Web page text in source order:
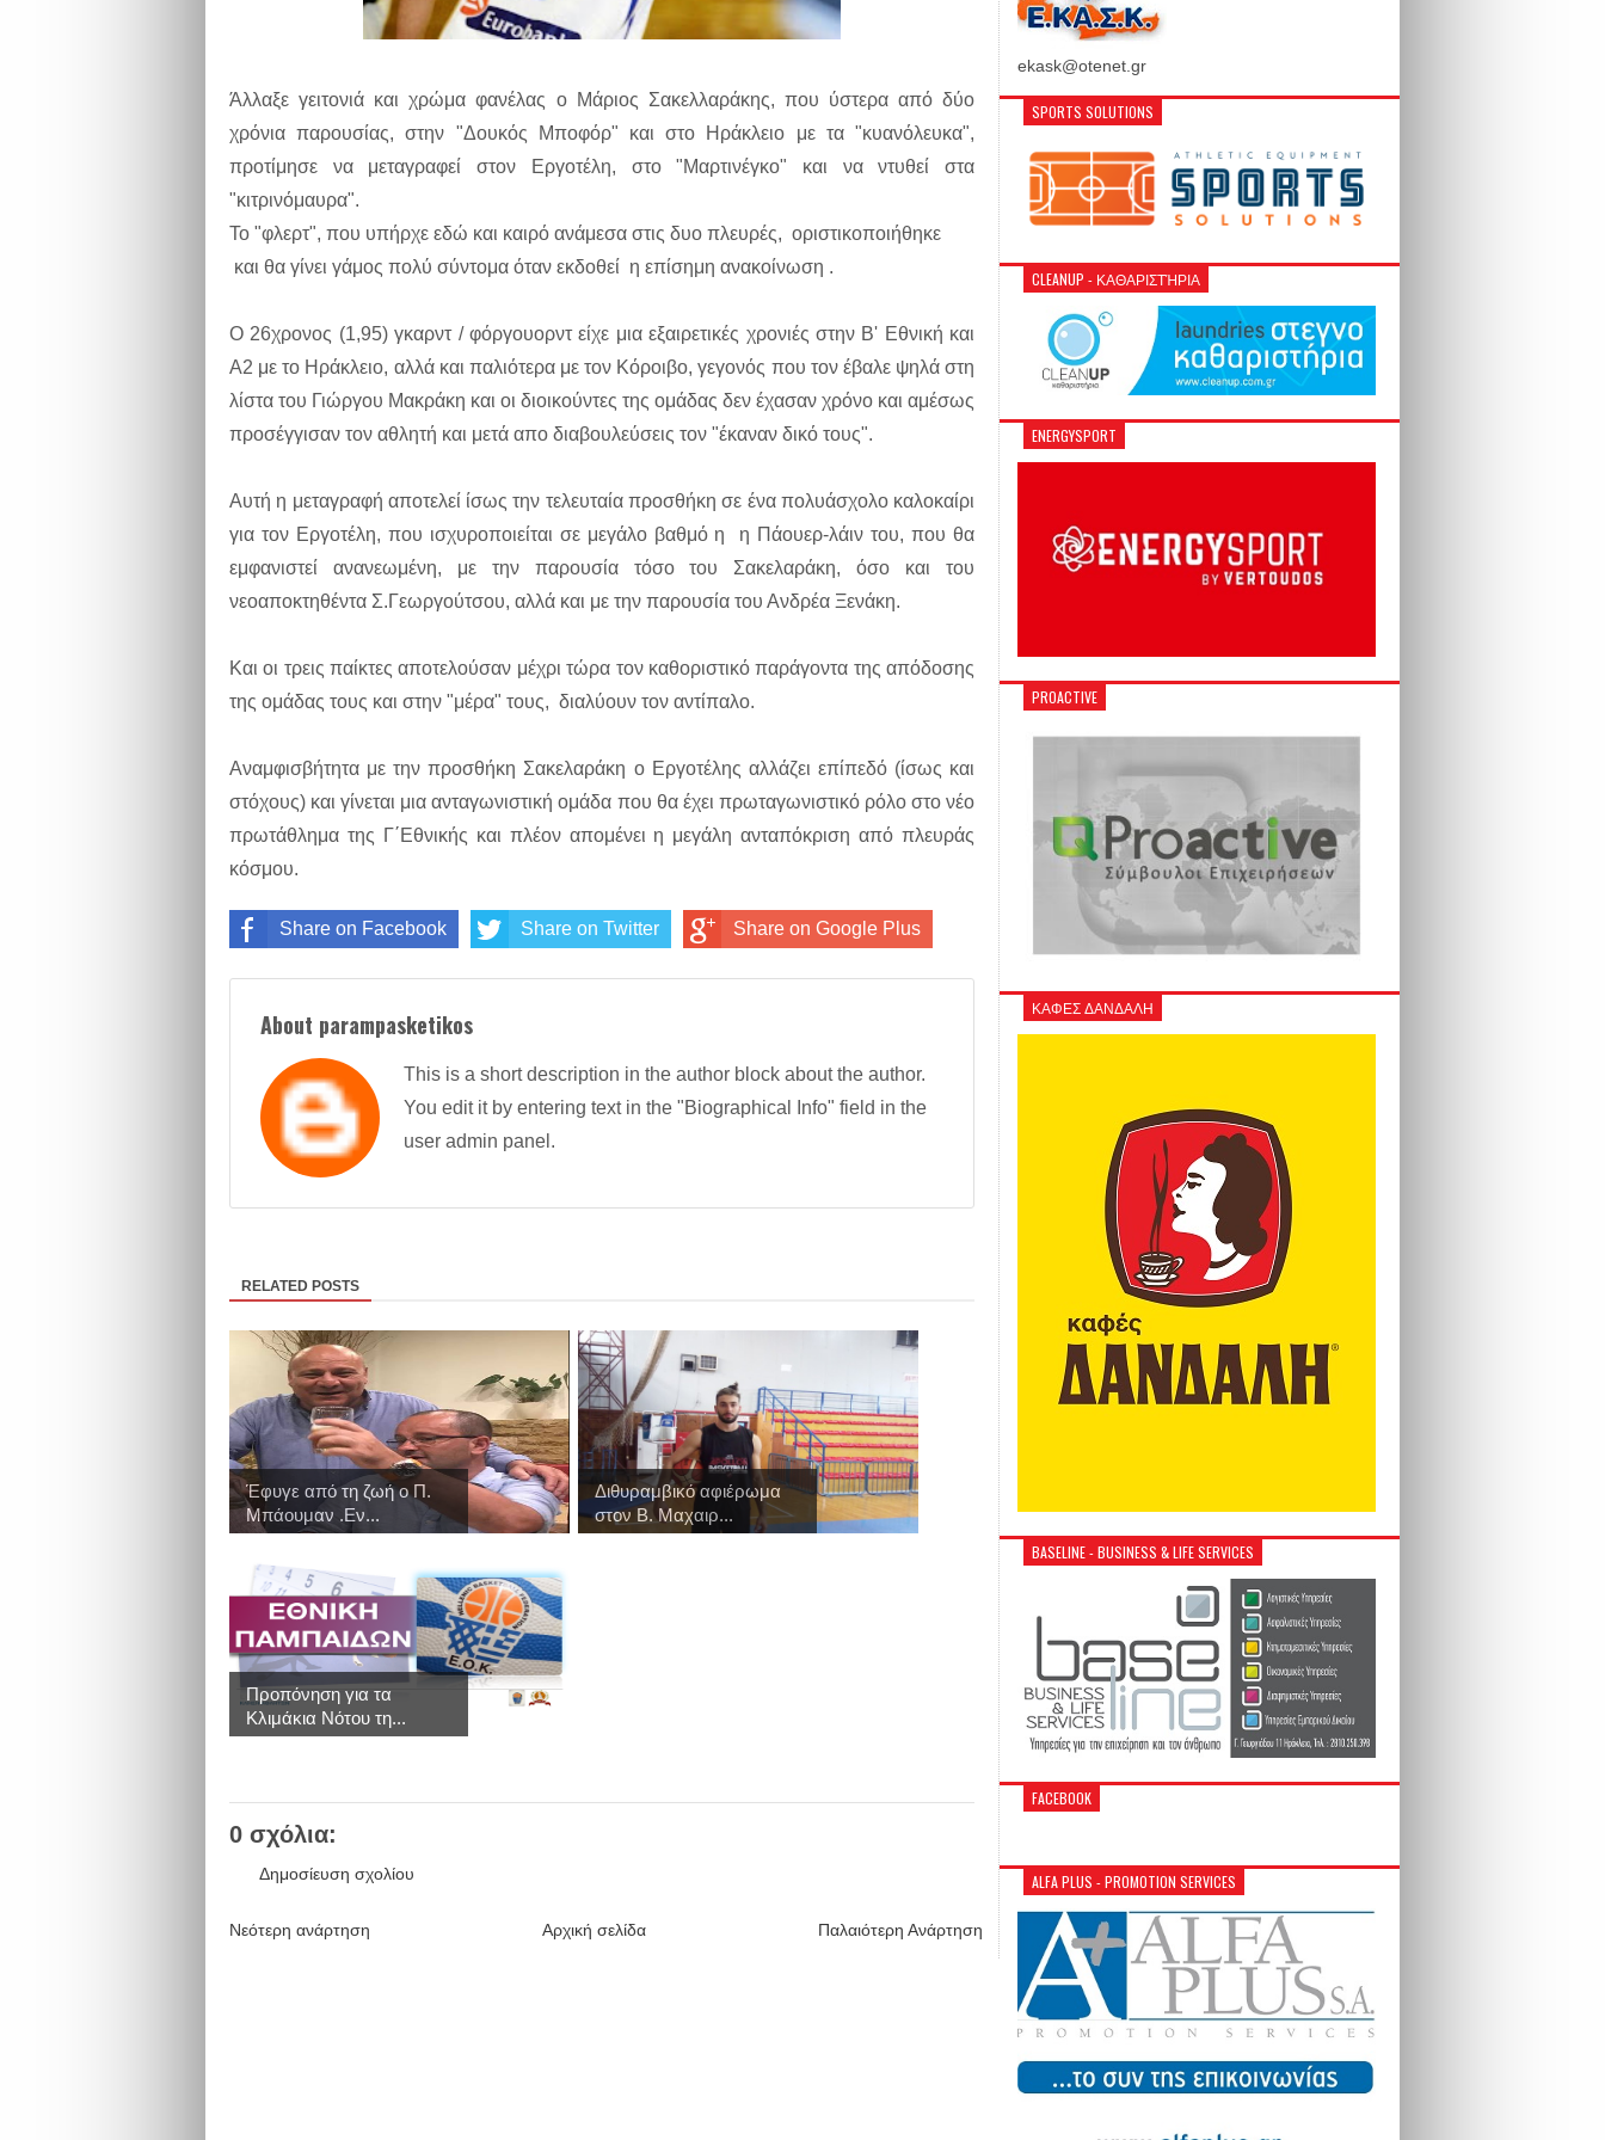
Άλλαξε γειτονιά και χρώμα φανέλας ο Μάριος Σακελλαράκης, που ύστερα από δύο
χρόνια παρουσίας, στην "Δουκός Μποφόρ" και στο Ηράκλειο με τα "κυανόλευκα",
προτίμησε να μεταγραφεί στον Εργοτέλη, στο "Μαρτινέγκο" και να ντυθεί στα
"κιτρινόμαυρα".
Το "φλερτ", που υπήρχε εδώ και καιρό ανάμεσα στις δυο πλευρές, οριστικοποιήθηκε
και θα γίνει γάμος πολύ σύντομα όταν εκδοθεί η επίσημη ανακοίνωση .
Ο 26χρονος (1,95) γκαρντ / φόργουορντ είχε μια εξαιρετικές χρονιές στην Β' Εθνική και
Α2 με το Ηράκλειο, αλλά και παλιότερα με τον Κόροιβο, γεγονός που τον έβαλε ψηλά στη
λίστα του Γιώργου Μακράκη και οι διοικούντες της ομάδας δεν έχασαν χρόνο και αμέσως
προσέγγισαν τον αθλητή και μετά απο διαβουλεύσεις τον "έκαναν δικό τους".
Αυτή η μεταγραφή αποτελεί ίσως την τελευταία προσθήκη σε ένα πολυάσχολο καλοκαίρι
για τον Εργοτέλη, που ισχυροποιείται σε μεγάλο βαθμό η η Πάουερ-λάιν του, που θα
εμφανιστεί ανανεωμένη, με την παρουσία τόσο του Σακελαράκη, όσο και του
νεοαποκτηθέντα Σ.Γεωργούτσου, αλλά και με την παρουσία του Ανδρέα Ξενάκη.
Και οι τρεις παίκτες αποτελούσαν μέχρι τώρα τον καθοριστικό παράγοντα της απόδοσης
της ομάδας τους και στην "μέρα" τους, διαλύουν τον αντίπαλο.
Αναμφισβήτητα με την προσθήκη Σακελαράκη ο Εργοτέλης αλλάζει επίπεδό (ίσως και
στόχους) και γίνεται μια ανταγωνιστική ομάδα που θα έχει πρωταγωνιστικό ρόλο στο νέο
πρωτάθλημα της Γ΄Εθνικής και πλέον απομένει η μεγάλη ανταπόκριση από πλευράς
κόσμου.
Share on Facebook Share on Twitter Share on Google Plus
About parampasketikos
This is a short description in the author block about the author.
You edit it by entering text in the "Biographical Info" field in the
user admin panel.
RELATED POSTS
Έφυγε από τη ζωή ο Π.
Μπάουμαν .Εν...
Διθυραμβικό αφιέρωμα
στον Β. Μαχαιρ...
Προπόνηση για τα
Κλιμάκια Νότου τη...
0 σχόλια:
Δημοσίευση σχολίου
Νεότερη ανάρτηση Παλαιότερη Ανάρτηση
Αρχική σελίδα
ekask@otenet.gr
SPORTS SOLUTIONS
CLEANUP - ΚΑΘΑΡΙΣΤΉΡΙΑ
ENERGYSPORT
PROACTIVE
ΚΑΦΕΣ ΔΑΝΔΑΛΗ
BASELINE - BUSINESS & LIFE SERVICES
FACEBOOK
ALFA PLUS - PROMOTION SERVICES